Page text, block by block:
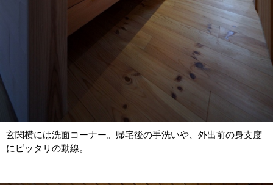
玄関横には洗面コーナー。帰宅後の手洗いや、外出前の身支度
にピッタリの動線。